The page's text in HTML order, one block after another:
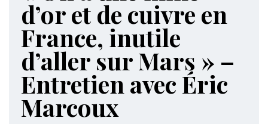
d’or et de cuivre en
France, inutile
d’aller sur Mars » –
Entretien avec Éric
Marcoux